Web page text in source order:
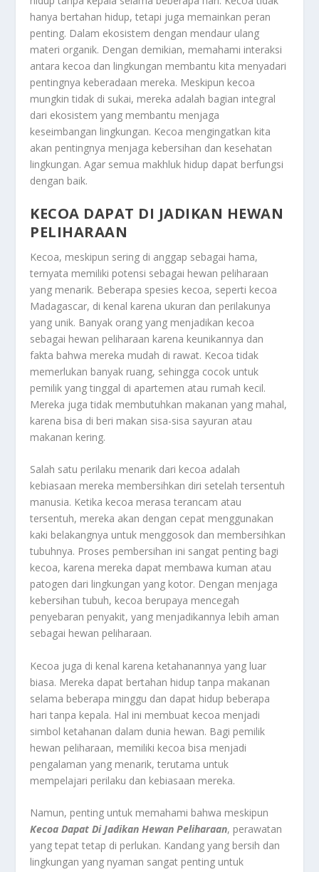
hanya bertahan hidup, tetapi juga memainkan peran
penting. Dalam ekosistem dengan mendaur ulang
materi organik. Dengan demikian, memahami interaksi
antara kecoa dan lingkungan membantu kita menyadari
pentingnya keberadaan mereka. Meskipun kecoa
mungkin tidak di sukai, mereka adalah bagian integral
dari ekosistem yang membantu menjaga
keseimbangan lingkungan. Kecoa mengingatkan kita
akan pentingnya menjaga kebersihan dan kesehatan
lingkungan. Agar semua makhluk hidup dapat berfungsi
dengan baik.
KECOA DAPAT DI JADIKAN HEWAN
PELIHARAAN
Kecoa, meskipun sering di anggap sebagai hama,
ternyata memiliki potensi sebagai hewan peliharaan
yang menarik. Beberapa spesies kecoa, seperti kecoa
Madagascar, di kenal karena ukuran dan perilakunya
yang unik. Banyak orang yang menjadikan kecoa
sebagai hewan peliharaan karena keunikannya dan
fakta bahwa mereka mudah di rawat. Kecoa tidak
memerlukan banyak ruang, sehingga cocok untuk
pemilik yang tinggal di apartemen atau rumah kecil.
Mereka juga tidak membutuhkan makanan yang mahal,
karena bisa di beri makan sisa-sisa sayuran atau
makanan kering.
Salah satu perilaku menarik dari kecoa adalah
kebiasaan mereka membersihkan diri setelah tersentuh
manusia. Ketika kecoa merasa terancam atau
tersentuh, mereka akan dengan cepat menggunakan
kaki belakangnya untuk menggosok dan membersihkan
tubuhnya. Proses pembersihan ini sangat penting bagi
kecoa, karena mereka dapat membawa kuman atau
patogen dari lingkungan yang kotor. Dengan menjaga
kebersihan tubuh, kecoa berupaya mencegah
penyebaran penyakit, yang menjadikannya lebih aman
sebagai hewan peliharaan.
Kecoa juga di kenal karena ketahanannya yang luar
biasa. Mereka dapat bertahan hidup tanpa makanan
selama beberapa minggu dan dapat hidup beberapa
hari tanpa kepala. Hal ini membuat kecoa menjadi
simbol ketahanan dalam dunia hewan. Bagi pemilik
hewan peliharaan, memiliki kecoa bisa menjadi
pengalaman yang menarik, terutama untuk
mempelajari perilaku dan kebiasaan mereka.
Namun, penting untuk memahami bahwa meskipun
Kecoa Dapat Di Jadikan Hewan Peliharaan, perawatan
yang tepat tetap di perlukan. Kandang yang bersih dan
lingkungan yang nyaman sangat penting untuk